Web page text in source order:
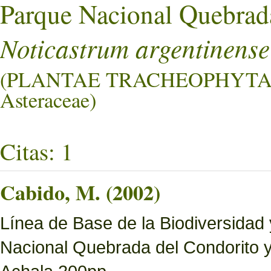
Parque Nacional
Noticastrum argentinense
(PLANTAE
Asteraceae)
Citas: 1
Cabido, M. (2002)
Línea de Base de la
Nacional Quebrada del Condorito